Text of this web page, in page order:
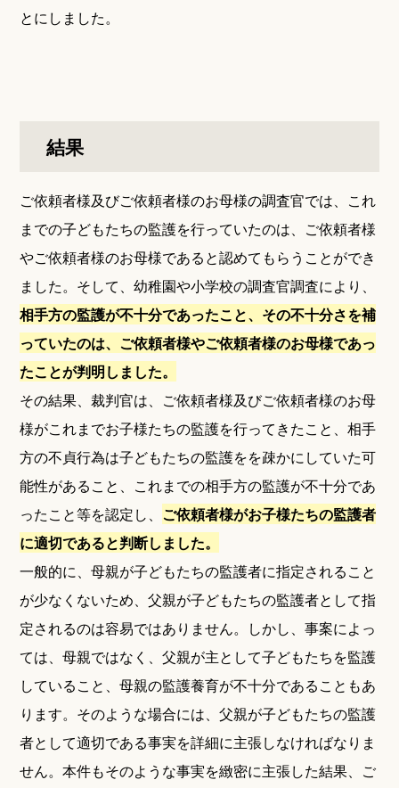
とにしました。
結果
ご依頼者様及びご依頼者様のお母様の調査官では、これ
までの子どもたちの監護を行っていたのは、ご依頼者様
やご依頼者様のお母様であると認めてもらうことができ
ました。そして、幼稚園や小学校の調査官調査により、
相手方の監護が不十分であったこと、その不十分さを補
っていたのは、ご依頼者様やご依頼者様のお母様であっ
たことが判明しました。
その結果、裁判官は、ご依頼者様及びご依頼者様のお母
様がこれまでお子様たちの監護を行ってきたこと、相手
方の不貞行為は子どもたちの監護をを疎かにしていた可
能性があること、これまでの相手方の監護が不十分であ
ったこと等を認定し、 ご依頼者様がお子様たちの監護者
に適切であると判断しました。
一般的に、母親が子どもたちの監護者に指定されること
が少なくないため、父親が子どもたちの監護者として指
定されるのは容易ではありません。しかし、事案によっ
ては、母親ではなく、父親が主として子どもたちを監護
していること、母親の監護養育が不十分であることもあ
ります。そのような場合には、父親が子どもたちの監護
者として適切である事実を詳細に主張しなければなりま
せん。本件もそのような事実を緻密に主張した結果、ご